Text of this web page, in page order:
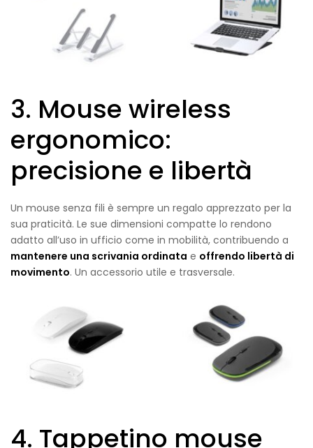
3. Mouse wireless
ergonomico:
precisione e libertà
Un mouse senza fili è sempre un regalo apprezzato per la
sua praticità. Le sue dimensioni compatte lo rendono
adatto all’uso in ufficio come in mobilità, contribuendo a
mantenere una scrivania ordinata e offrendo libertà di
movimento. Un accessorio utile e trasversale.
4. Tappetino mouse